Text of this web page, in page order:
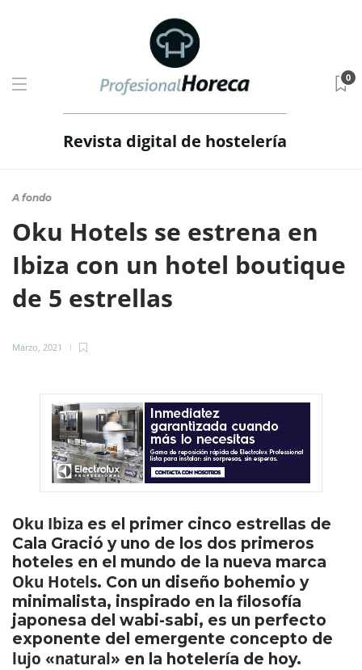
Revista digital de hostelería
0
A fondo
Oku Hotels se estrena en
Ibiza con un hotel boutique
de 5 estrellas
Marzo, 2021
Oku Ibiza es el primer cinco estrellas de
Cala Gració y uno de los dos primeros
hoteles en el mundo de la nueva marca
Oku Hotels. Con un diseño bohemio y
minimalista, inspirado en la filosofía
japonesa del wabi-sabi, es un perfecto
exponente del emergente concepto de
lujo «natural» en la hotelería de hoy.